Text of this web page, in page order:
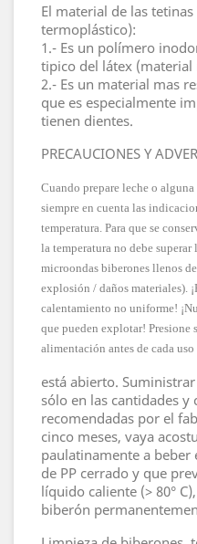
El material de las
termoplástico):
1.- Es un polímero
tipico del látex (material
2.- Es un material mas
que es especialmente
tienen dientes.
PRECAUCIONES Y
Cuando prepare leche o
siempre en cuenta las
temperatura. Para que se
la temperatura no debe superar
microondas biberones llenos
explosión / daños materiales).
calentamiento no uniforme!
que pueden explotar! Presione
alimentación antes de cada uso
está abierto.
sólo en las cantidades y
recomendadas por el
cinco meses, vaya
paulatinamente a beber
de PP cerrado y que
líquido caliente (> 80°
biberón